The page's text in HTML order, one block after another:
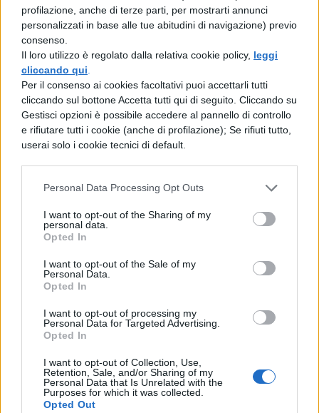
profilazione, anche di terze parti, per mostrarti annunci
personalizzati in base alle tue abitudini di navigazione) previo
consenso.
Il loro utilizzo è regolato dalla relativa cookie policy, leggi
cliccando qui
Per il consenso ai cookies facoltativi puoi accettarli tutti
cliccando sul bottone Accetta tutti qui di seguito. Cliccando su
Gestisci opzioni è possibile accedere al pannello di controllo
e rifiutare tutti i cookie (anche di profilazione); Se rifiuti tutto,
userai solo i cookie tecnici di default.
Personal Data Processing Opt Outs
I want to opt-out of the Sharing of my
personal data.
Opted In
I want to opt-out of the Sale of my
Personal Data.
Opted In
I want to opt-out of processing my
Personal Data for Targeted Advertising.
Opted In
I want to opt-out of Collection, Use,
Retention, Sale, and/or Sharing of my
Personal Data that Is Unrelated with the
Purposes for which it was collected.
Opted Out
natura migliore (cioè a Dio); e Dio crea in
voi l’anima intellettiva, che non è
sottoposta all’influsso dei cieli (‘l ciel non ha
in sua cura).
Perciò, se il mondo presente esce fuori dal
giusto
ricerchi; e io stesso te ne sarò verace
Esce dalle mani di
Dio che la contempla prima che essa esista,
comportandosi come una fanciulla che si
come i pargoli,
l’anima ingenua la quale è ignara di tutto,
salvo che, mossa da Dio, somma felicità, si
volge volentieri a